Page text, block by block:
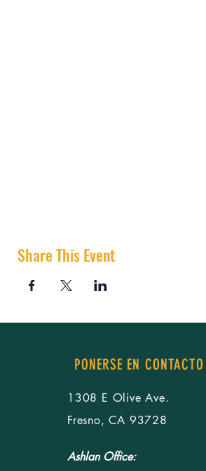
Share This Event
PONERSE EN CONTACTO
1308 E Olive Ave.
Fresno, CA 93728
Ashlan Office: